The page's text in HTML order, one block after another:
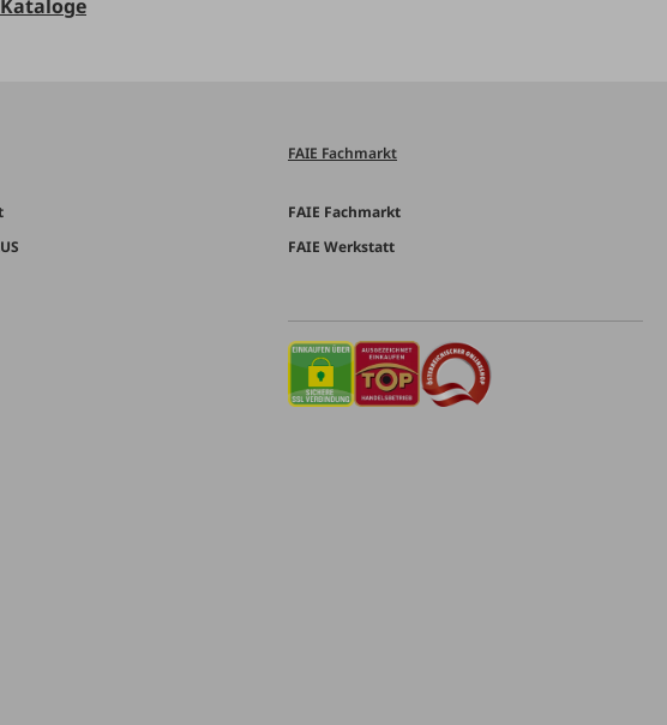
FAIE Fachmarkt
FAIE Fachmarkt
FAIE Werkstatt